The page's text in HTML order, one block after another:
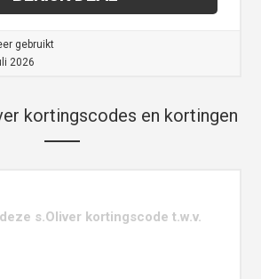
gebruikt
2026
kortingscodes en kortingen
s.Oliver kortingscode t.w.v.